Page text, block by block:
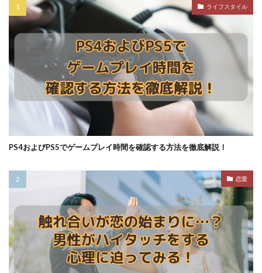
ライフスタイル
PS4およびPS5でゲームプレイ時間を確認する方法を徹底解説！
恋愛